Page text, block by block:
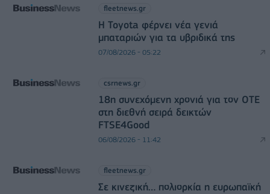
fleetnews.gr
Η Toyota φέρνει νέα γενιά
μπαταριών για τα υβριδικά της
07/08/2026 - 05:22
csrnews.gr
18η συνεχόμενη χρονιά για τον ΟΤΕ
στη διεθνή σειρά δεικτών
FTSE4Good
06/08/2026 - 11:42
fleetnews.gr
Σε κινεζική… πολιορκία η ευρωπαϊκή